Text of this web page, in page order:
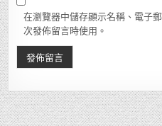
在瀏覽器中儲存顯示名稱、電子
次發佈留言時使用。